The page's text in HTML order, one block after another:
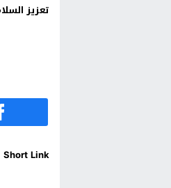
تعزيز
Short Link